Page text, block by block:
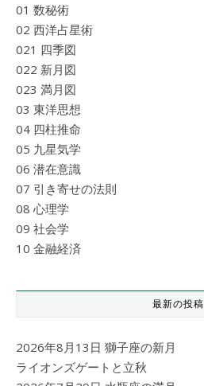
01 数秘術
02 西洋占星術
021 四季図
022 新月図
023 満月図
03 東洋思想
04 四柱推命
05 九星気学
06 潜在意識
07 引き寄せの法則
08 心理学
09 社会学
10 金融経済
最新の投稿
2026年8月13日 獅子座の新月
ライオンズゲートと立秋